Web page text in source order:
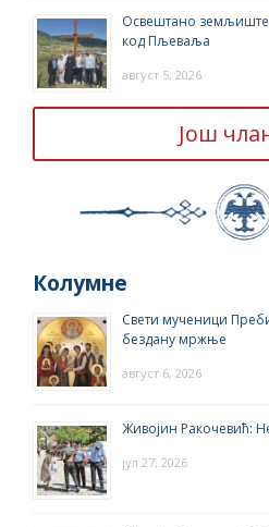
Освештано земљиште
код Пљеваља
август 5, 2026
Још
Колумне
Свети мученици
бездану мржње
август 6, 2026
Живојин Ракочевић:
јул 27, 2026